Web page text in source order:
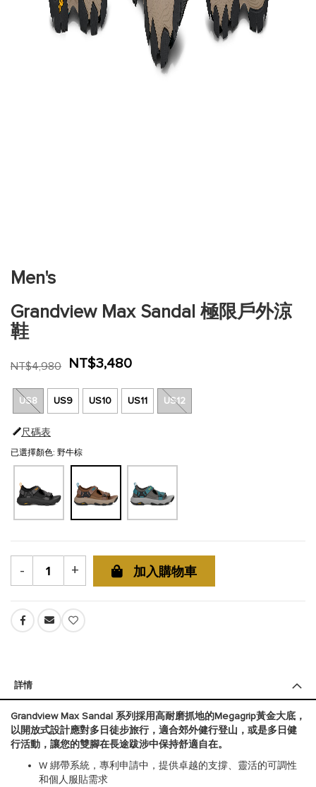
庫
開
頭
Men's
Grandview Max Sandal 極限戶外涼
鞋
NT$3,480
NT$4,980
已選擇顏色: 野牛棕
US8 US9 US10 US11 US12
尺碼表
- + 加入購物車
詳情
Grandview Max Sandal 系列採用高耐磨抓地的Megagrip黃金大底，
以開放式設計應對多日徒步旅行，適合郊外健行登山，或是多日健
行活動，讓您的雙腳在長途跋涉中保持舒適自在。
W 綁帶系統，專利申請中，提供卓越的支撐、靈活的可調性
和個人服貼需求